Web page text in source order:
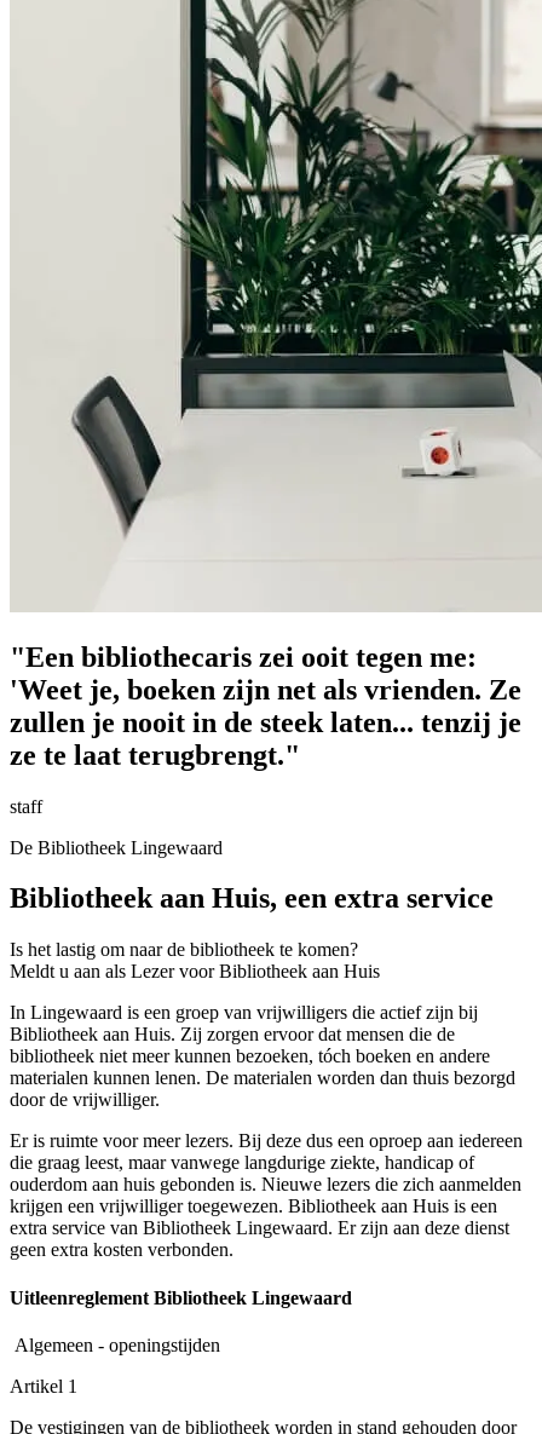
"Een bibliothecaris zei ooit tegen me:
'Weet je, boeken zijn net als vrienden. Ze
zullen je nooit in de steek laten... tenzij je
ze te laat terugbrengt."
staff
De Bibliotheek Lingewaard
Bibliotheek aan Huis, een extra service
Is het lastig om naar de bibliotheek te komen?
Meldt u aan als Lezer voor Bibliotheek aan Huis
In Lingewaard is een groep van vrijwilligers die actief zijn bij
Bibliotheek aan Huis. Zij zorgen ervoor dat mensen die de
bibliotheek niet meer kunnen bezoeken, tóch boeken en andere
materialen kunnen lenen. De materialen worden dan thuis bezorgd
door de vrijwilliger.
Er is ruimte voor meer lezers. Bij deze dus een oproep aan iedereen
die graag leest, maar vanwege langdurige ziekte, handicap of
ouderdom aan huis gebonden is. Nieuwe lezers die zich aanmelden
krijgen een vrijwilliger toegewezen. Bibliotheek aan Huis is een
extra service van Bibliotheek Lingewaard. Er zijn aan deze dienst
geen extra kosten verbonden.
Uitleenreglement Bibliotheek Lingewaard
Algemeen - openingstijden
Artikel 1
De vestigingen van de bibliotheek worden in stand gehouden door